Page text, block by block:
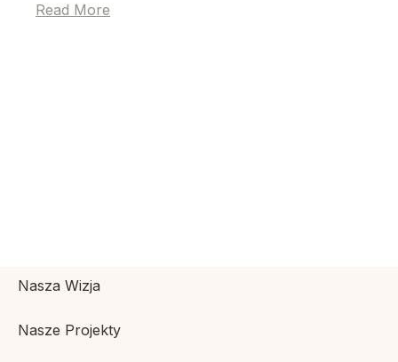
Read More
Nasza Wizja
Nasze Projekty